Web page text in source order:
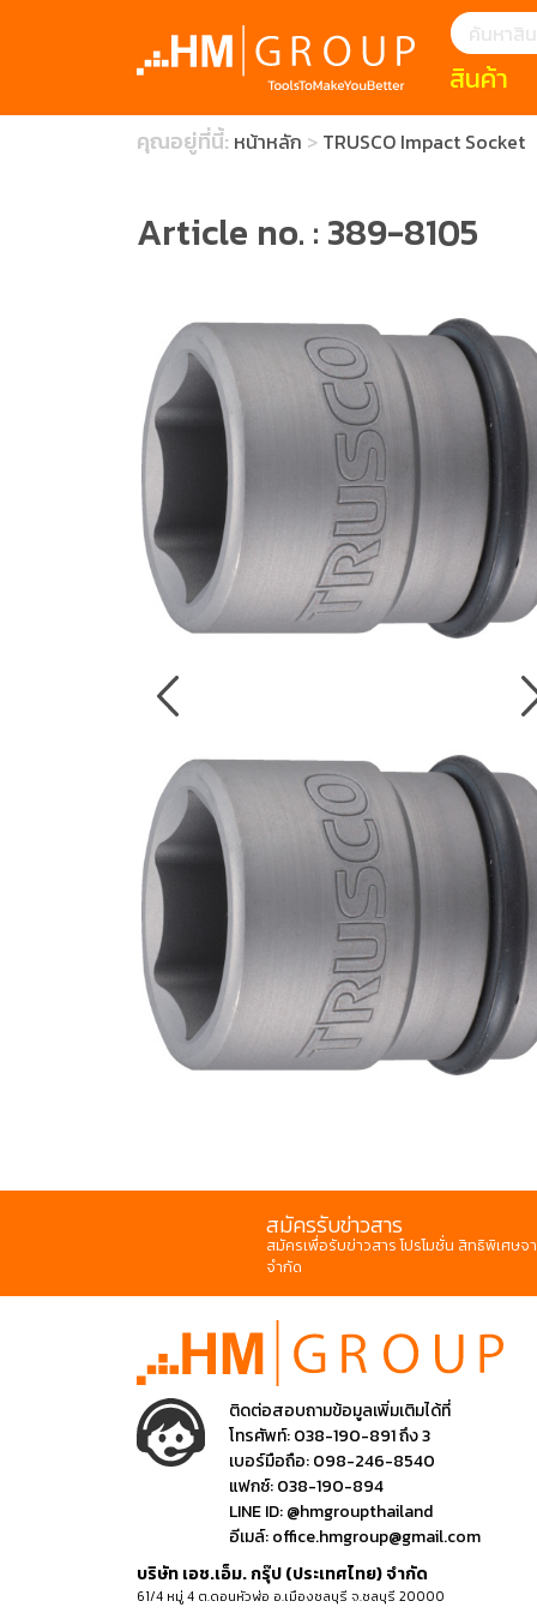
สินค้า
แนะนำ
กระดาษอุตสา
มีดคัตเตอร์
สินค้าแนะนำป
เครื่องมือส
(Tools
1 Mono
งานกับเครื่อ
5 Grinding
โต๊ะและตู้เก็บ
HOFFMANN
บทความ
คุณอยู่ที่นี้: หน้าหลัก TRUSCO Impact Socket
Article no. : 389-8105
สมัครรับข่าวสาร
สมัครเพื่อรับข่าวสาร โปรโมชั่น สิทธิพิเศษจ
จำกัด
ติดต่อสอบถามข้อมูลเพิ่มเติมได้ที่
โทรศัพท์:038-190-891 ถึง 3
เบอร์มือถือ:098-246-8540
แฟกซ์:038-190-894
LINE ID:@hmgroupthailand
อีเมล์:office.hmgroup@gmail.com
บริษัท เอช.เอ็ม. กรุ๊ป (ประเทศไทย) จำกัด
61/4 หมู่ 4 ต.ดอนหัวฬ่อ อ.เมืองชลบุรี จ.ชลบุรี 20000